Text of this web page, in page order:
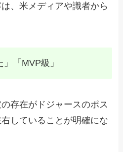
、米メディアや識者から
」「MVP級」
存在がドジャースのポス
していることが明確にな